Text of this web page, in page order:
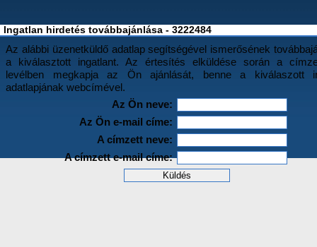
Ingatlan hirdetés továbbajánlása - 3222484
Az alábbi üzenetküldő adatlap segítségével ismerősének
a kiválasztott ingatlant. Az értesítés elküldése során a
levélben megkapja az Ön ajánlását, benne a kiválaszott
adatlapjának webcímével.
Az Ön neve:
Az Ön e-mail címe:
A címzett neve:
A címzett e-mail címe: